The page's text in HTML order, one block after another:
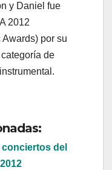
y Daniel fue
2012
por su
categoría de
del